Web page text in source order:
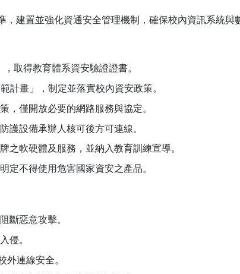
建置並強化資通安全管理機制，確保校內資訊系統與
取得教育體系資安驗證證書。
計畫」，制定並落實校內資安政策。
，僅開放必要的網路服務與協定。
護設備承辦人核可後方可連線。
之軟硬體及服務，並納入教育訓練宣導。
定不得使用危害國家資安之產品。
斷惡意攻擊。
侵。
外連線安全。